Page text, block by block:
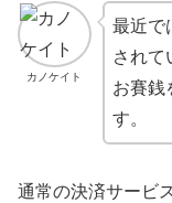
カノケイト
最近で
されて
お賽銭
す。
通常の決済サービ